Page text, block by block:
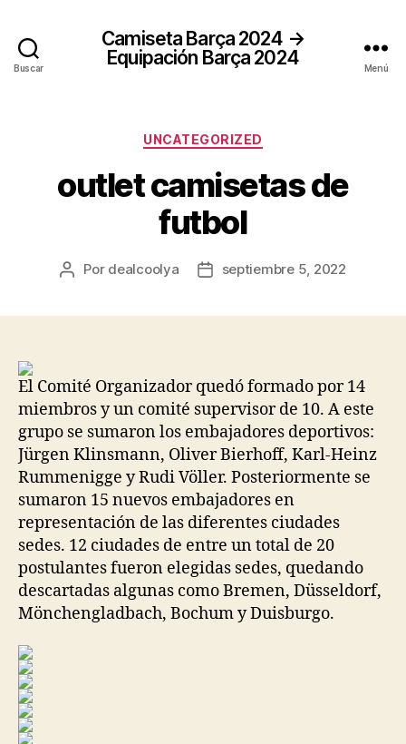
Buscar
Camiseta Barça 2024 →
Equipación Barça 2024
Menú
Categorías
UNCATEGORIZED
outlet camisetas de
futbol
Autor
Por dealcoolya
Fechaseptiembre 5, 2022
El Comité Organizador quedó formado por 14
miembros y un comité supervisor de 10. A este
grupo se sumaron los embajadores deportivos:
Jürgen Klinsmann, Oliver Bierhoff, Karl-Heinz
Rummenigge y Rudi Völler. Posteriormente se
sumaron 15 nuevos embajadores en
representación de las diferentes ciudades
sedes. 12 ciudades de entre un total de 20
postulantes fueron elegidas sedes, quedando
descartadas algunas como Bremen, Düsseldorf,
Mönchengladbach, Bochum y Duisburgo.